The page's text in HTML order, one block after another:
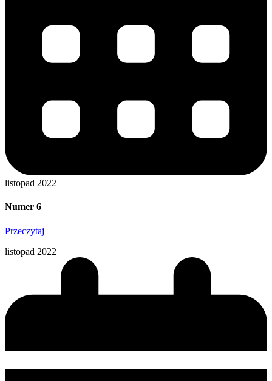
listopad 2022
Numer 6
Przeczytaj
listopad 2022